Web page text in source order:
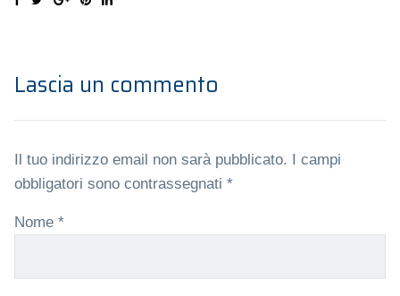
Lascia un commento
Il tuo indirizzo email non sarà pubblicato.
I campi
obbligatori sono contrassegnati *
Nome *